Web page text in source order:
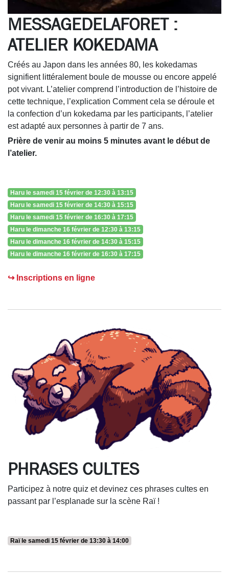
MESSAGEDELAFORET :
ATELIER KOKEDAMA
Créés au Japon dans les années 80, les kokedamas
signifient littéralement boule de mousse ou encore appelé
pot vivant. L’atelier comprend l’introduction de l’histoire de
cette technique, l’explication Comment cela se déroule et
la confection d’un kokedama par les participants, l’atelier
est adapté aux personnes à partir de 7 ans.
Prière de venir au moins 5 minutes avant le début de
l’atelier.
Haru le samedi 15 février de 12:30 à 13:15
Haru le samedi 15 février de 14:30 à 15:15
Haru le samedi 15 février de 16:30 à 17:15
Haru le dimanche 16 février de 12:30 à 13:15
Haru le dimanche 16 février de 14:30 à 15:15
Haru le dimanche 16 février de 16:30 à 17:15
↪ Inscriptions en ligne
PHRASES CULTES
Participez à notre quiz et devinez ces phrases cultes en
passant par l’esplanade sur la scène Raï !
Raï le samedi 15 février de 13:30 à 14:00